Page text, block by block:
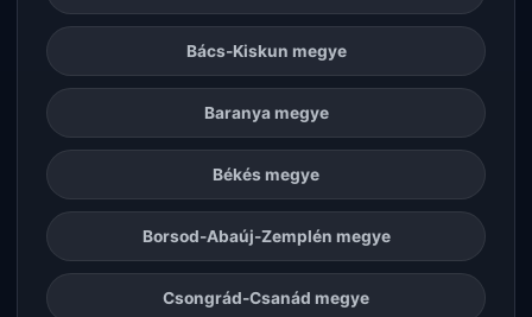
Bács-Kiskun megye
Baranya megye
Békés megye
Borsod-Abaúj-Zemplén megye
Csongrád-Csanád megye